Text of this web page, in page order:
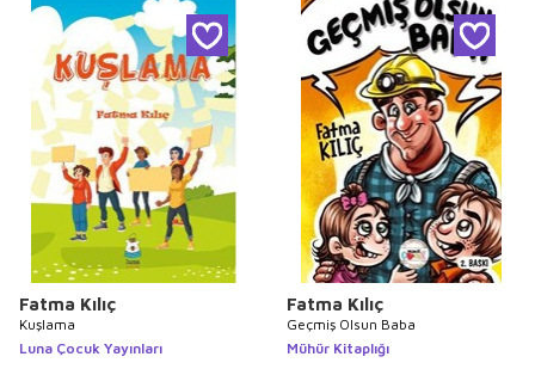
Fatma Kılıç
Kuşlama
Luna Çocuk Yayınları
Fatma Kılıç
Geçmiş Olsun Baba
Mühür Kitaplığı